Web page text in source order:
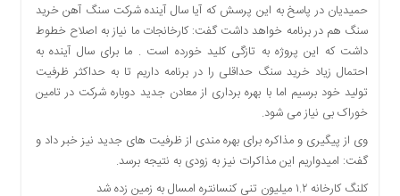
حمیدیان در پاسخ به این پرسش که آیا سال آینده شرکت سنگ آهن خرید
سنگ هم در برنامه خواهد داشت گفت: کارخانجات ما نیاز به اصلاح خطوط
داشت که این پروژه به تازگی کلید خورده است . ما برای سال آینده به
احتمال زیاد خرید سنگ حداقلی را در برنامه داریم تا به حداکثر ظرفیت
تولید خود برسیم اما با بهره برداری از معادن جدید دوباره شرکت در تامین
خوراک بی نیاز می شود.
وی از پیگیری و مذاکره برای بهره مندی از ظرفیت های جدید نیز خبر داد و
گفت: امیدواریم این مذاکرات نیز به زودی به نتیجه برسد.
کلنگ کارخانه ۱.۲ میلیون تنی کنسانتره امسال به زمین زده شد